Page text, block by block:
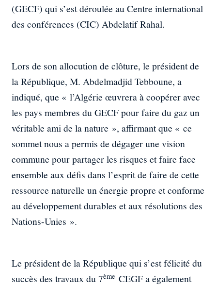
(GECF) qui s’est déroulée au Centre international
des conférences (CIC) Abdelatif Rahal.
Lors de son allocution de clôture, le président de
la République, M. Abdelmadjid Tebboune, a
indiqué, que « l’Algérie œuvrera à coopérer avec
les pays membres du GECF pour faire du gaz un
véritable ami de la nature », affirmant que « ce
sommet nous a permis de dégager une vision
commune pour partager les risques et faire face
ensemble aux défis dans l’esprit de faire de cette
ressource naturelle un énergie propre et conforme
au développement durables et aux résolutions des
Nations-Unies ».
Le président de la République qui s’est félicité du
succès des travaux du 7ème CEGF a également